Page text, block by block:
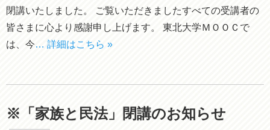
閉講いたしました。 ご覧いただきましたすべての受講者の
皆さまに心より感謝申し上げます。 東北大学ＭＯＯＣで
は、今… 詳細はこちら »
※「家族と民法」閉講のお知らせ